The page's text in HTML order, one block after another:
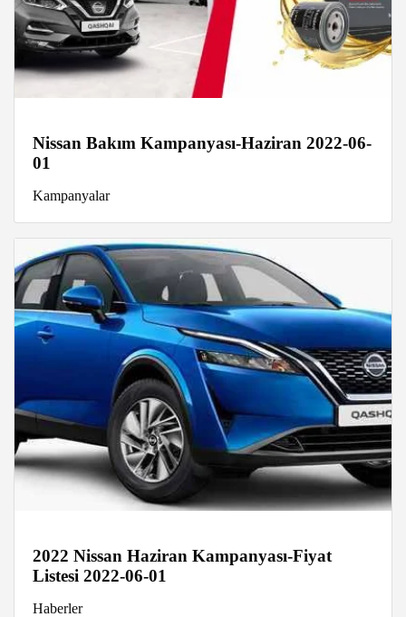
Nissan Bakım Kampanyası-Haziran 2022-06-
01
Kampanyalar
2022 Nissan Haziran Kampanyası-Fiyat
Listesi 2022-06-01
Haberler